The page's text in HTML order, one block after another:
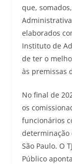
que,
elaborados
Instituto de
de ter o
às premissas
No final de
os
funcionários
determinação
São Paulo. O
Público